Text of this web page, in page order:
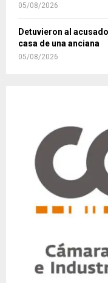
05/08/2026
Detuvieron al
casa de una anciana
05/08/2026